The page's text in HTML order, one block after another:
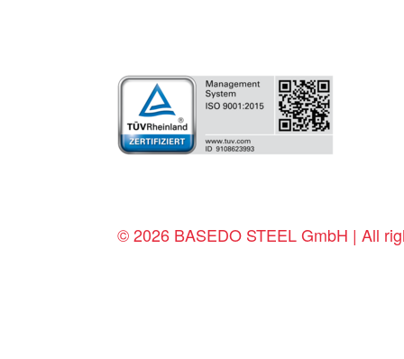
© 2026 BASEDO STEEL GmbH | All